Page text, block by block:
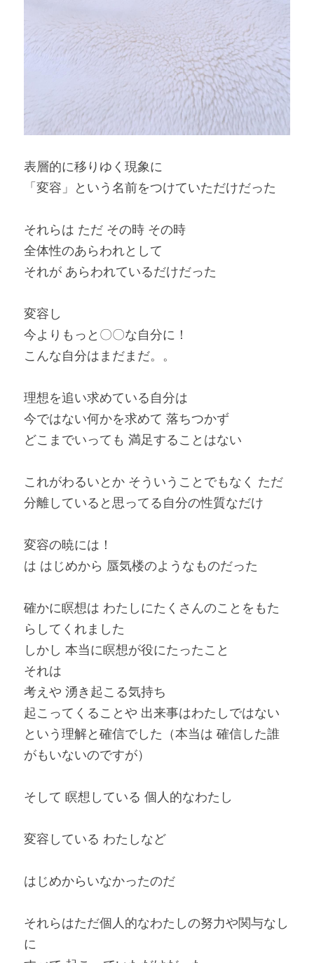
表層的に移りゆく現象に
「変容」という名前をつけていただけだった
それらは ただ その時 その時
全体性のあらわれとして
それが あらわれているだけだった
変容し
今よりもっと〇〇な自分に！
こんな自分はまだまだ。。
理想を追い求めている自分は
今ではない何かを求めて 落ちつかず
どこまでいっても 満足することはない
これがわるいとか そういうことでもなく ただ
分離していると思ってる自分の性質なだけ
変容の暁には！
は はじめから 蜃気楼のようなものだった
確かに瞑想は わたしにたくさんのことをもた
らしてくれました
しかし 本当に瞑想が役にたったこと
それは
考えや 湧き起こる気持ち
起こってくることや 出来事はわたしではない
という理解と確信でした（本当は 確信した誰
がもいないのですが）
そして 瞑想している 個人的なわたし
変容している わたしなど
はじめからいなかったのだ
それらはただ個人的なわたしの努力や関与なし
に